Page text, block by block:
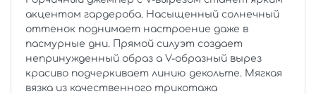
акцентом гардероба. Насыщенный солнечный
оттенок поднимает настроение даже в
пасмурные дни. Прямой силуэт создает
непринужденный образ а V-образный вырез
красиво подчеркивает линию декольте. Мягкая
вязка из качественного трикотажа